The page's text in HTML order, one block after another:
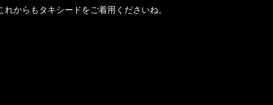
からもタキシードをご着用くださいね。